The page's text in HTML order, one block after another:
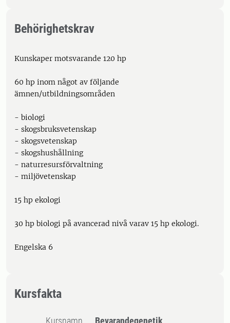
Behörighetskrav
Kunskaper motsvarande 120 hp
60 hp inom något av följande
ämnen/utbildningsområden
- biologi
- skogsbruksvetenskap
- skogsvetenskap
- skogshushållning
- naturresursförvaltning
- miljövetenskap
15 hp ekologi
30 hp biologi på avancerad nivå varav 15 hp ekologi.
Engelska 6
Kursfakta
Kursnamn Bevarandegenetik